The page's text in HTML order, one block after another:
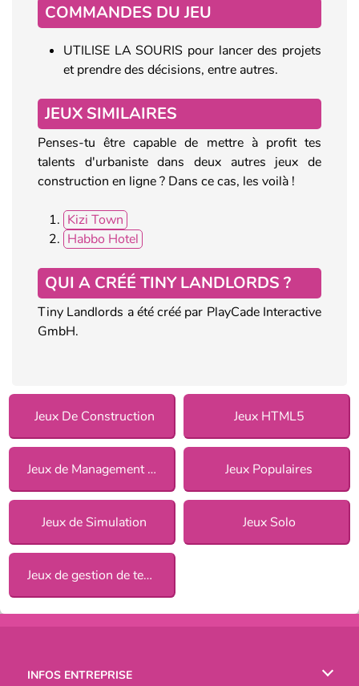
COMMANDES DU JEU
UTILISE LA SOURIS pour lancer des projets
et prendre des décisions, entre autres.
JEUX SIMILAIRES
Penses-tu être capable de mettre à profit tes
talents d'urbaniste dans deux autres jeux de
construction en ligne ? Dans ce cas, les voilà !
Kizi Town
Habbo Hotel
QUI A CRÉÉ TINY LANDLORDS ?
Tiny Landlords a été créé par PlayCade Interactive
GmbH.
Jeux De Construction Jeux HTML5
Jeux de Management pour Filles Jeux Populaires
Jeux de Simulation Jeux Solo
Jeux de gestion de temps
INFOS ENTREPRISE